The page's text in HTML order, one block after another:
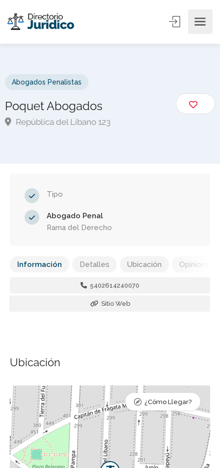
Abogados Penalistas
Poquet Abogados
República del Líbano 123
Tipo
Abogado Penal
Rama del Derecho
Información Detalles Ubicación Opiniones
5402614240070
Sitio Web
Ubicación
¿Cómo Llegar?